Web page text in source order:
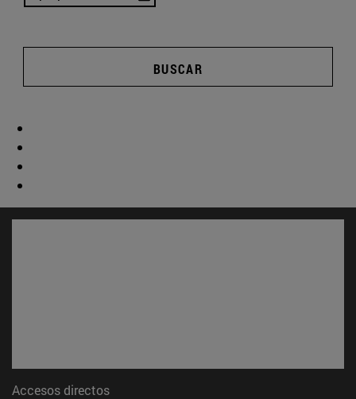
BUSCAR
Accesos directos